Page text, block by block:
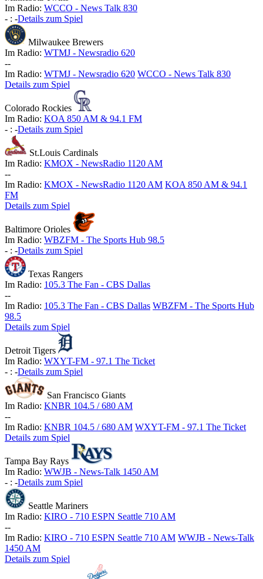
Im Radio: WCCO - News Talk 830
- : -Details zum Spiel
Milwaukee Brewers
Im Radio: WTMJ - Newsradio 620
--
Im Radio: WTMJ - Newsradio 620 WCCO - News Talk 830
Details zum Spiel
Colorado Rockies
Im Radio: KOA 850 AM & 94.1 FM
- : -Details zum Spiel
St.Louis Cardinals
Im Radio: KMOX - NewsRadio 1120 AM
--
Im Radio: KMOX - NewsRadio 1120 AM KOA 850 AM & 94.1
FM
Details zum Spiel
Baltimore Orioles
Im Radio: WBZFM - The Sports Hub 98.5
- : -Details zum Spiel
Texas Rangers
Im Radio: 105.3 The Fan - CBS Dallas
--
Im Radio: 105.3 The Fan - CBS Dallas WBZFM - The Sports Hub
98.5
Details zum Spiel
Detroit Tigers
Im Radio: WXYT-FM - 97.1 The Ticket
- : -Details zum Spiel
San Francisco Giants
Im Radio: KNBR 104.5 / 680 AM
--
Im Radio: KNBR 104.5 / 680 AM WXYT-FM - 97.1 The Ticket
Details zum Spiel
Tampa Bay Rays
Im Radio: WWJB - News-Talk 1450 AM
- : -Details zum Spiel
Seattle Mariners
Im Radio: KIRO - 710 ESPN Seattle 710 AM
--
Im Radio: KIRO - 710 ESPN Seattle 710 AM WWJB - News-Talk
1450 AM
Details zum Spiel